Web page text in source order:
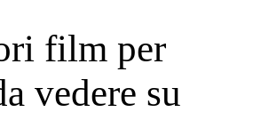
pomeriggio con
Novembre 4, 2022